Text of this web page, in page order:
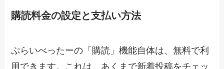
購読料金の設定と支払い方法
ぷらいべったーの「購読」機能自体は、無料で利
用できます。これは、あくまで新着投稿をチェッ